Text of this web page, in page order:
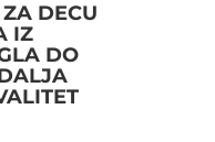
DECU
IZ
DO